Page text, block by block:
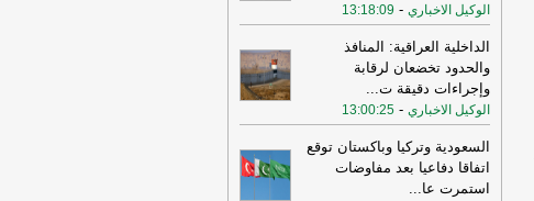
الوكيل الاخباري -
13:18:09
الداخلية العراقية: المنافذ
والحدود تخضعان لرقابة
وإجراءات دقيقة ت...
الوكيل الاخباري -
13:00:25
السعودية وتركيا وباكستان توقع
اتفاقا دفاعيا بعد مفاوضات
استمرت عا...